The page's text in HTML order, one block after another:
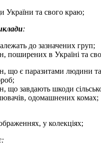
України та свого краю;
:
до зазначених груп;
поширених в Україні та
що є паразитами людини
що завдають шкоди
одомашнених комах;
у колекціях;
: